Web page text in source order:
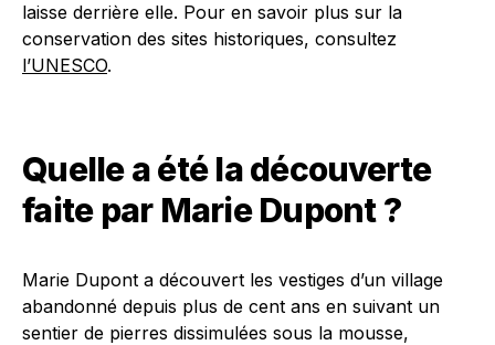
laisse derrière elle. Pour en savoir plus sur la
conservation des sites historiques, consultez
l’UNESCO.
Quelle a été la découverte
faite par Marie Dupont ?
Marie Dupont a découvert les vestiges d’un village
abandonné depuis plus de cent ans en suivant un
sentier de pierres dissimulées sous la mousse,